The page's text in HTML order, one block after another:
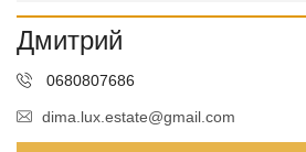
Дмитрий
0680807686
dima.lux.estate@gmail.com